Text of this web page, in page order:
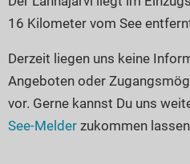
Glamping
Seen in Europa
Österreich
Schweiz
Frankreich
Niederlande
16 Kilometer vom See
Derzeit liegen uns keine
Angeboten oder
vor. Gerne kannst Du uns
See-Melder zukommen